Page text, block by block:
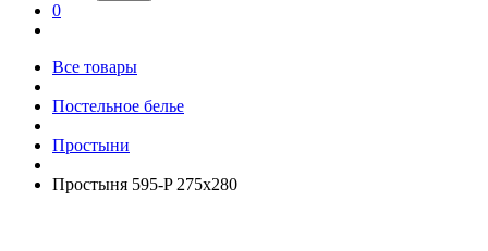
0
Все товары
Постельное белье
Простыни
Простыня 595-P 275х280